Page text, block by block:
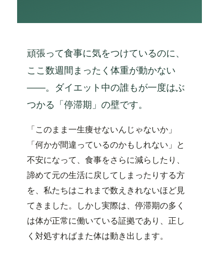
頑張って食事に気をつけているのに、
ここ数週間まったく体重が動かない
――。ダイエット中の誰もが一度はぶ
つかる「停滞期」の壁です。
「このまま一生痩せないんじゃないか」
「何かが間違っているのかもしれない」と
不安になって、食事をさらに減らしたり、
諦めて元の生活に戻してしまったりする方
を、私たちはこれまで数えきれないほど見
てきました。しかし実際は、停滞期の多く
は体が正常に働いている証拠であり、正し
く対処すればまた体は動き出します。